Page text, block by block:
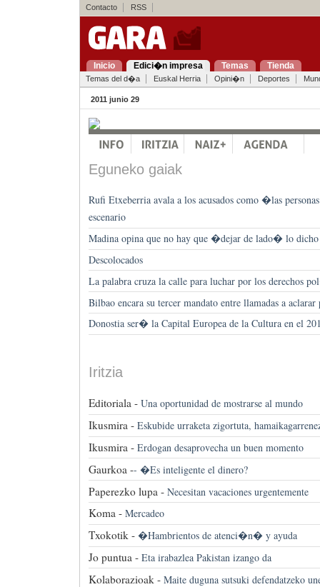
Contacto RSS
Inicio Edici�n impresa Temas Tienda
Temas del d�a Euskal Herria Opini�n Deportes
2011 junio 29
Eguneko gaiak
Rufi Etxeberria avala a los acusados como �las
escenario
Madina opina que no hay que �dejar de lado� lo
Descolocados
La palabra cruza la calle para luchar por los derechos
Bilbao encara su tercer mandato entre llamadas a aclarar
Donostia ser� la Capital Europea de la Cultura en el
Iritzia
Editoriala - Una oportunidad de mostrarse al mundo
Ikusmira - Eskubide urraketa zigortuta,
Ikusmira - Erdogan desaprovecha un buen momento
Gaurkoa -- �Es inteligente el dinero?
Paperezko lupa - Necesitan vacaciones urgentemente
Koma - Mercadeo
Txokotik - �Hambrientos de atenci�n� y ayuda
Jo puntua - Eta irabazlea Pakistan izango da
Kolaborazioak - Maite duguna sutsuki defendatzeko